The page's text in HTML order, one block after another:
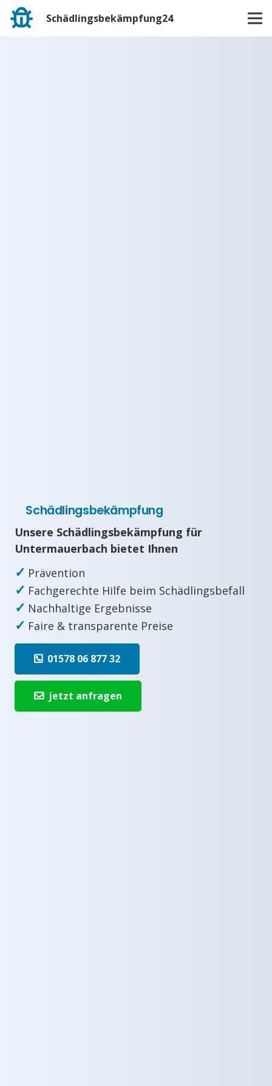
Schädlingsbekämpfung24
Schädlingsbekämpfung
Unsere Schädlingsbekämpfung für
Untermauerbach bietet Ihnen
✓ Prävention
✓ Fachgerechte Hilfe beim Schädlingsbefall
✓ Nachhaltige Ergebnisse
✓ Faire & transparente Preise
01578 06 877 32
jetzt anfragen